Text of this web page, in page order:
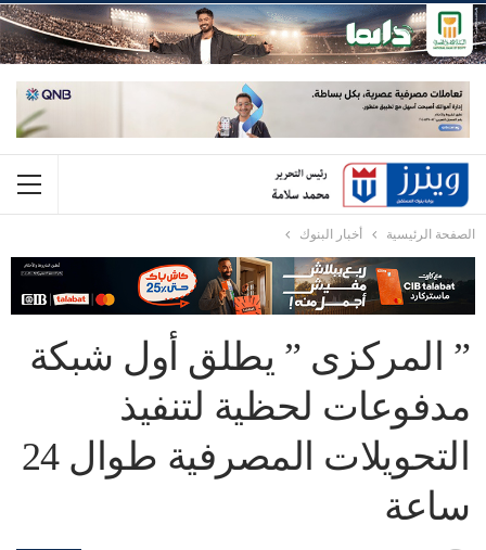
الصفحة الرئيسية أخبار البنوك
” المركزى ” يطلق أول شبكة
مدفوعات لحظية لتنفيذ
التحويلات المصرفية طوال 24
ساعة